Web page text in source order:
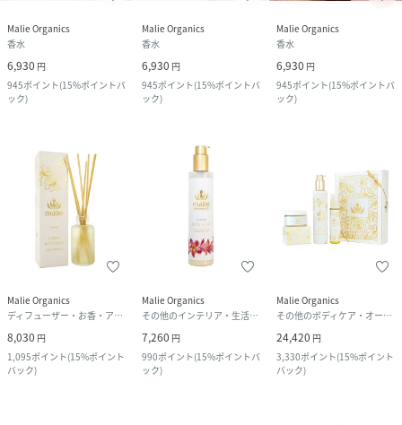
Malie Organics
香水
6,930 円
945ポイント(15%ポイントバ
ック)
Malie Organics
香水
6,930 円
945ポイント(15%ポイントバ
ック)
Malie Organics
香水
6,930 円
945ポイント(15%ポイントバ
ック)
Malie Organics
ディフューザー・お香・アロマオイル・キャンドル
8,030 円
1,095ポイント(15%ポイント
バック)
Malie Organics
その他のインテリア・生活雑貨
7,260 円
990ポイント(15%ポイントバ
ック)
Malie Organics
その他のボディケア・オーラルケア
24,420 円
3,330ポイント(15%ポイント
バック)